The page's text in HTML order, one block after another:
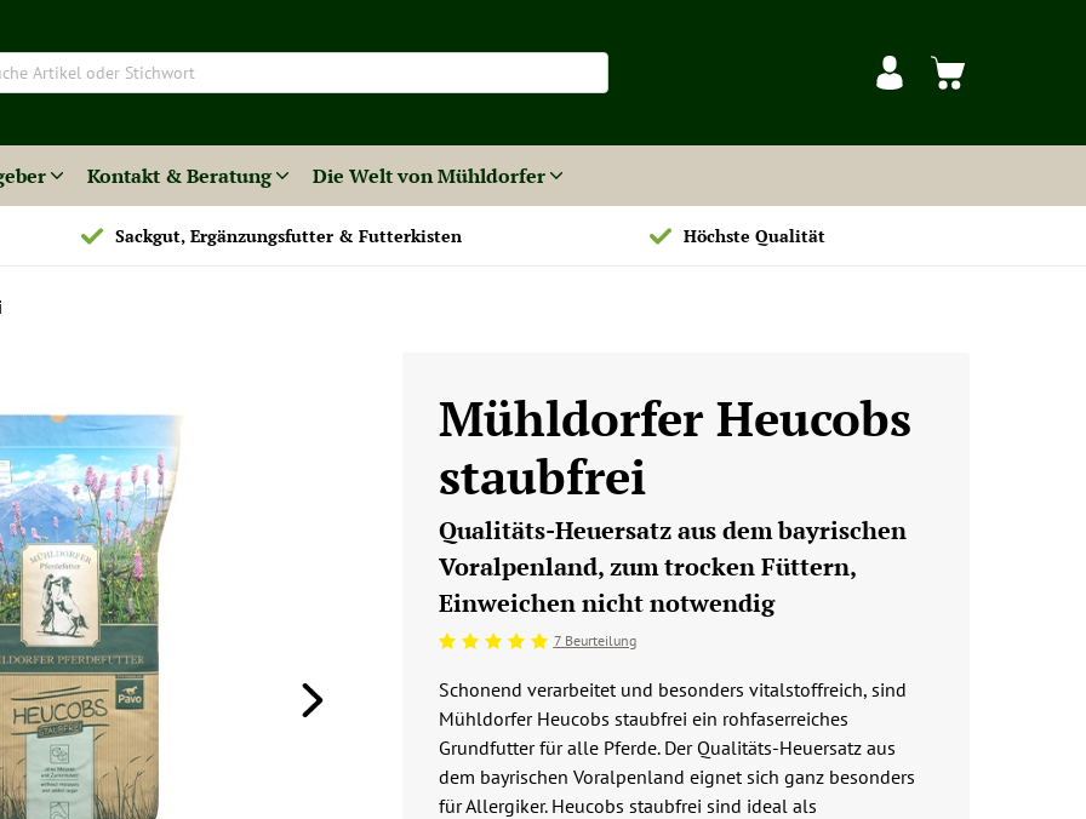
Kontakt & Beratung Die Welt von Mühldorfer
Sackgut, Ergänzungsfutter & Futterkisten Höchste Qualität
Mühldorfer Heucobs
staubfrei
Qualitäts-Heuersatz aus dem bayrischen
Voralpenland, zum trocken Füttern,
Einweichen nicht notwendig
Beoordeling: 5/5 7 Beurteilung
Schonend verarbeitet und besonders vitalstoffreich, sind
Mühldorfer Heucobs staubfrei ein rohfaserreiches
Grundfutter für alle Pferde. Der Qualitäts-Heuersatz aus
dem bayrischen Voralpenland eignet sich ganz besonders
für Allergiker. Heucobs staubfrei sind ideal als